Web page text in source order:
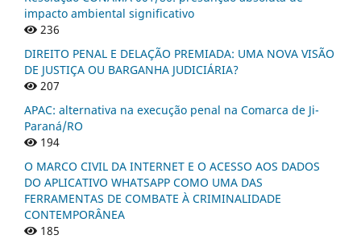
impacto ambiental significativo
236
DIREITO PENAL E DELAÇÃO PREMIADA: UMA NOVA VISÃO
DE JUSTIÇA OU BARGANHA JUDICIÁRIA?
207
APAC: alternativa na execução penal na Comarca de Ji-
Paraná/RO
194
O MARCO CIVIL DA INTERNET E O ACESSO AOS DADOS
DO APLICATIVO WHATSAPP COMO UMA DAS
FERRAMENTAS DE COMBATE À CRIMINALIDADE
CONTEMPORÂNEA
185